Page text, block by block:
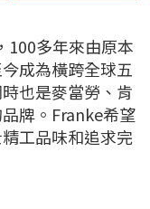
100多年來由原本
成為橫跨全球五
也是麥當勞、肯
牌。Franke希望
工品味和追求完